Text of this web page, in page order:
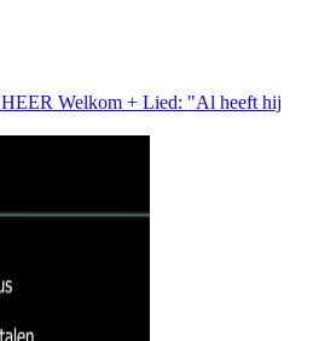
Welkom + Lied: "Al heeft hij